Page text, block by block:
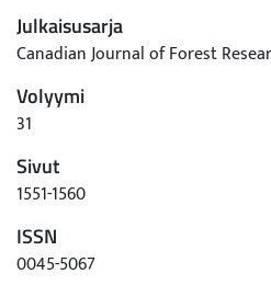
Julkaisusarja
Canadian Journal of Forest
Volyymi
31
Sivut
1551-1560
ISSN
0045-5067